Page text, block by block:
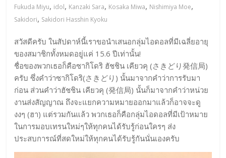
Fukuda Miyu, idol, Kanzaki Sara, Kosaka Miwa, Nishimiya Moe,
Sakidori, Sakidori Hasshin Kyoku
สวัสดีครับ ในสัปดาห์นี้เราขอนำเสนอกลุ่มไอดอลที่มีเฉลี่ยอายุ
ของสมาชิกทั้งหมดอยู่แค่ 15.6 ปีเท่านั้น!
ชื่อของพวกเธอก็คือซากิโดริ ฮัชชิน เคียวคุ (さきどり発信局)
ครับ ซึ่งคำว่าซากิโดริ(さきどり) นั้นมาจากคำว่าการรับมา
ก่อน ส่วนคำว่าฮัชชิน เคียวคุ (発信局) นั้นก็มาจากคำว่าหน่วย
งานส่งสัญญาณ ถึงจะแยกความหมายออกมาแล้วก็อาจจะดู
งงๆ (ฮา) แต่รวมกันแล้ว พวกเธอก็คือกลุ่มไอดอลที่มีเป้าหมาย
ในการมอบเทรนใหม่ๆให้ทุกคนได้รับรู้ก่อนใครๆ ส่ง
ประสบการณ์ที่สดใหม่ให้ทุกคนได้รับรู้กันนั่นเองครับ